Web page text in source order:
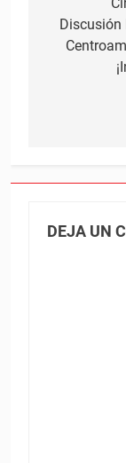
Discusión
DEJA UN